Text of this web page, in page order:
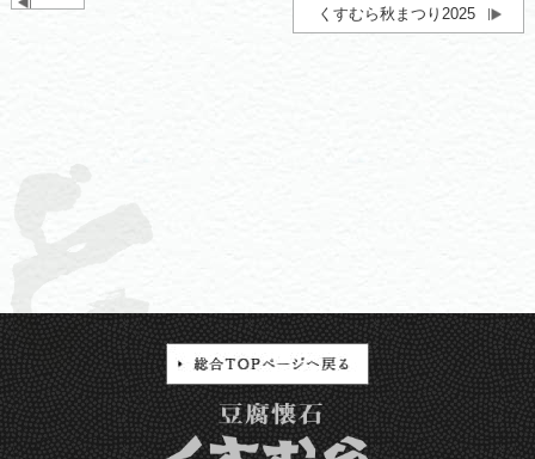
くすむら秋まつり2025